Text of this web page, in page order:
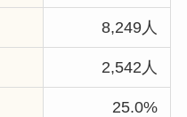
8,249人
2,542人
25.0%